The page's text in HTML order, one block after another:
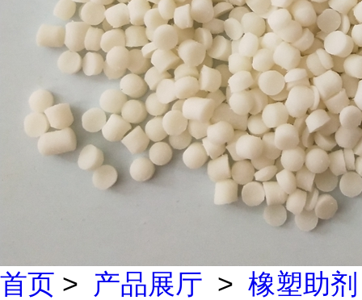
首页 > 产品展厅 > 橡塑助剂